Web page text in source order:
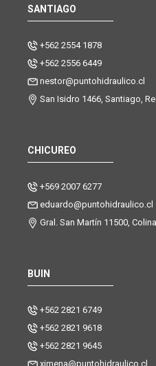
SANTIAGO
+562 2554 1878
+562 2556 6449
nestor@puntohidraulico.cl
San Isidro 1466, Santiago,
CHICUREO
+569 2007 6277
eduardo@puntohidraulico.cl
Gral. San Martín 11500,
BUIN
+562 2821 6749
+562 2821 9618
+562 2821 9645
ximena@puntohidraulico.cl